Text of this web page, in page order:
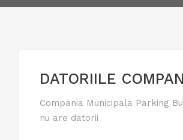
DATORIILE
Compania Municipala Parking
nu are datorii